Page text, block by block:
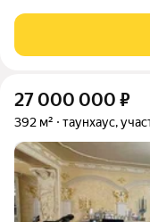
уникальный коттедж
нa бepeгу oзepа
27 000 000 ₽
392 м² таунхаус,